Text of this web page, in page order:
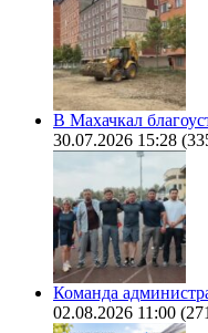
В Махачкал
30.07.2026 15:28
Команда
02.08.2026 11:00